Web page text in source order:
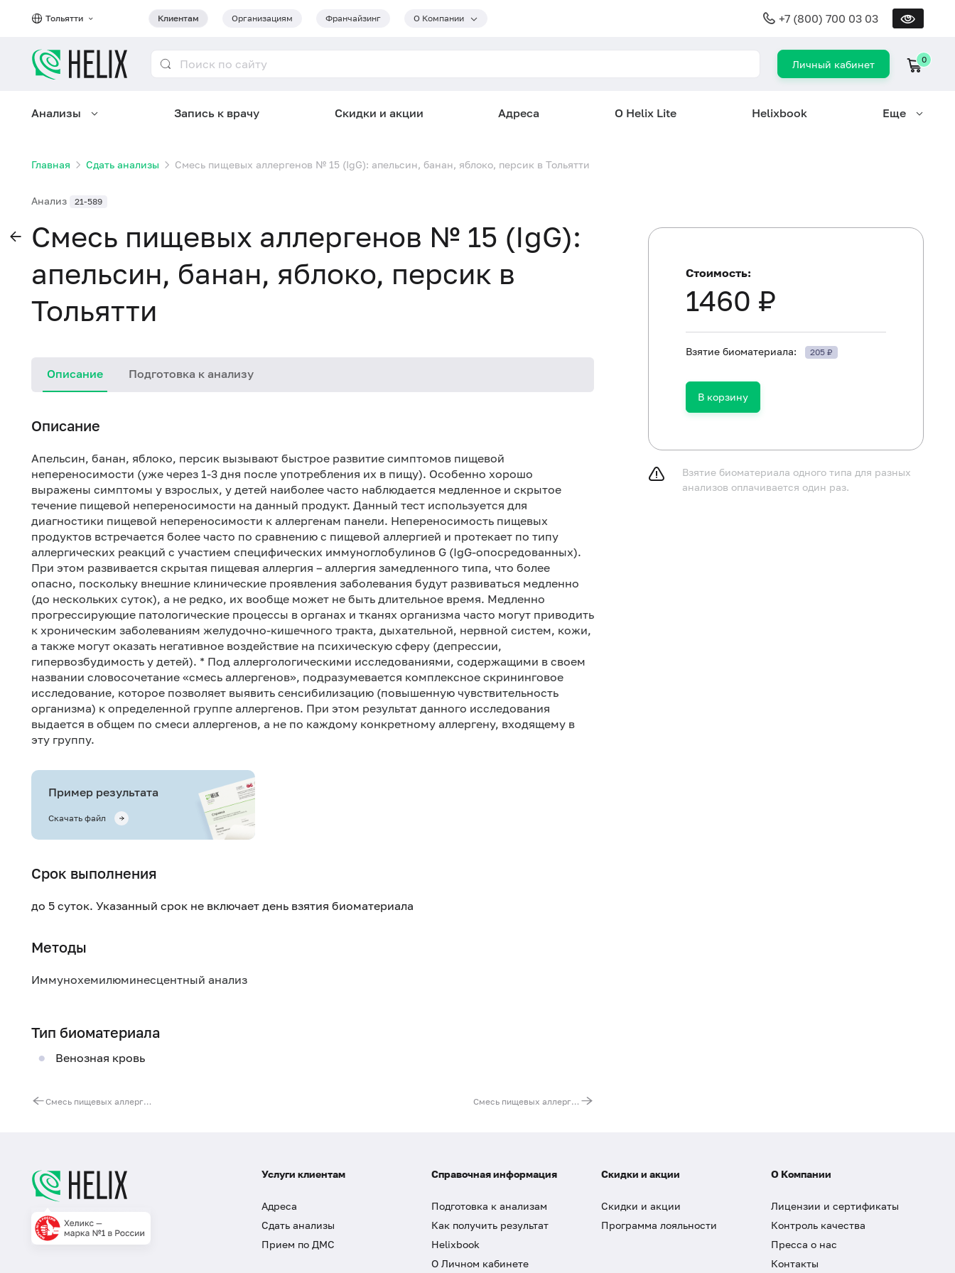
Тольятти Клиентам Организациям Франчайзинг О Компании +7 (800) 700 03 03
Личный кабинет 0
Анализы Запись к врачу Скидки и акции Адреса О Helix Lite Helixbook Еще
Главная Сдать анализы Смесь пищевых аллергенов № 15 (IgG): апельсин, банан, яблоко, персик в Тольятти
Анализ 21-589
Смесь пищевых аллергенов № 15 (IgG):
апельсин, банан, яблоко, персик в
Тольятти
Описание Подготовка к анализу
Описание
Апельсин, банан, яблоко, персик вызывают быстрое развитие симптомов пищевой
непереносимости (уже через 1-3 дня после употребления их в пищу). Особенно хорошо
выражены симптомы у взрослых, у детей наиболее часто наблюдается медленное и скрытое
течение пищевой непереносимости на данный продукт. Данный тест используется для
диагностики пищевой непереносимости к аллергенам панели. Непереносимость пищевых
продуктов встречается более часто по сравнению с пищевой аллергией и протекает по типу
аллергических реакций с участием специфических иммуноглобулинов G (IgG-опосредованных).
При этом развивается скрытая пищевая аллергия – аллергия замедленного типа, что более
опасно, поскольку внешние клинические проявления заболевания будут развиваться медленно
(до нескольких суток), а не редко, их вообще может не быть длительное время. Медленно
прогрессирующие патологические процессы в органах и тканях организма часто могут приводить
к хроническим заболеваниям желудочно-кишечного тракта, дыхательной, нервной систем, кожи,
а также могут оказать негативное воздействие на психическую сферу (депрессии,
гипервозбудимость у детей). * Под аллергологическими исследованиями, содержащими в своем
названии словосочетание «смесь аллергенов», подразумевается комплексное скрининговое
исследование, которое позволяет выявить сенсибилизацию (повышенную чувствительность
организма) к определенной группе аллергенов. При этом результат данного исследования
выдается в общем по смеси аллергенов, а не по каждому конкретному аллергену, входящему в
эту группу.
Пример результата
Скачать файл
Срок выполнения
до 5 суток. Указанный срок не включает день взятия биоматериала
Методы
Иммунохемилюминесцентный анализ
Тип биоматериала
Венозная кровь
Смесь пищевых аллергенов № 13 (IgG): зеленый горошек, белая фасоль, морковь, картофель Смесь пищевых аллергенов № 24 (IgG): фундук, креветки, киви, банан
Стоимость:
1460 ₽
Взятие биоматериала: 205 ₽
В корзину
Взятие биоматериала одного типа для разных
анализов оплачивается один раз.
Услуги клиентам
Адреса
Сдать анализы
Прием по ДМС
Справочная информация
Подготовка к анализам
Как получить результат
Helixbook
О Личном кабинете
Скидки и акции
Скидки и акции
Программа лояльности
О Компании
Лицензии и сертификаты
Контроль качества
Пресса о нас
Контакты